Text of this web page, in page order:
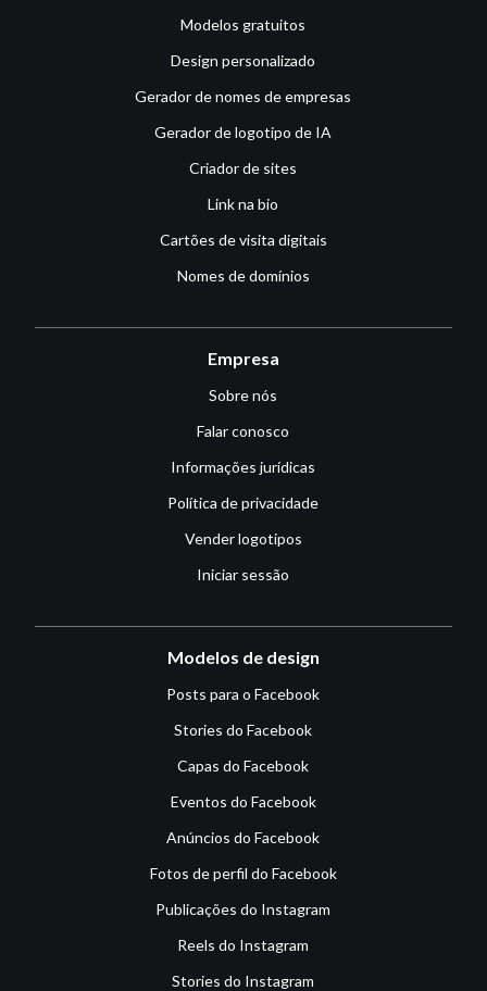
Modelos gratuitos
Design personalizado
Gerador de nomes de empresas
Gerador de logotipo de IA
Criador de sites
Link na bio
Cartões de visita digitais
Nomes de domínios
Empresa
Sobre nós
Falar conosco
Informações jurídicas
Política de privacidade
Vender logotipos
Iniciar sessão
Modelos de design
Posts para o Facebook
Stories do Facebook
Capas do Facebook
Eventos do Facebook
Anúncios do Facebook
Fotos de perfil do Facebook
Publicações do Instagram
Reels do Instagram
Stories do Instagram